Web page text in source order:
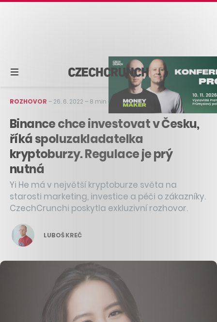
ROZHOVOR – 26. 6. 2022 – 8 min čtení
Binance chce investovat v Česku,
říká spoluzakladatelka
kryptoburzy. Regulace je prý
nutná
Yi He má v největší kryptoburze světa na
starosti marketing, investice a péči o zákazníky.
CzechCrunchi poskytla exkluzivní rozhovor.
LUBOŠ KREČ